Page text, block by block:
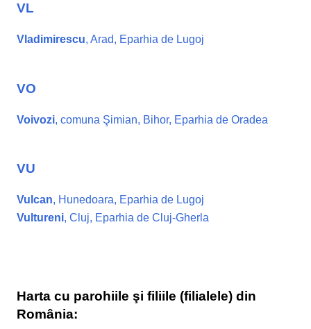
VL
Vladimirescu, Arad, Eparhia de Lugoj
VO
Voivozi, comuna Şimian, Bihor, Eparhia de Oradea
VU
Vulcan, Hunedoara, Eparhia de Lugoj
Vultureni, Cluj, Eparhia de Cluj-Gherla
Harta cu parohiile şi filiile (filialele) din
România: